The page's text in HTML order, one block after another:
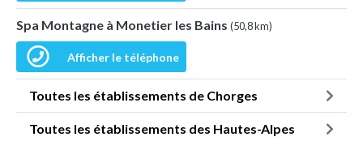
Spa Montagne à Monetier les Bains (50,8 km)
Afficher le téléphone
Toutes les établissements de Chorges
Toutes les établissements des Hautes-Alpes